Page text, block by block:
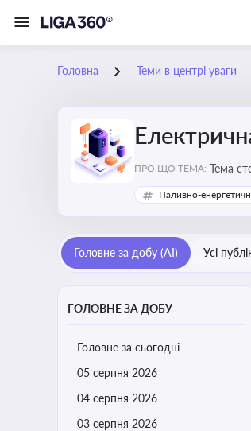
Головна Теми в центрі уваги
ПРО ЩО ТЕМА: Тема
Паливно-
Головне за добу (AI) Усі
ГОЛОВНЕ ЗА ДОБУ
Головне за сьогодні
05 серпня 2026
04 серпня 2026
03 серпня 2026